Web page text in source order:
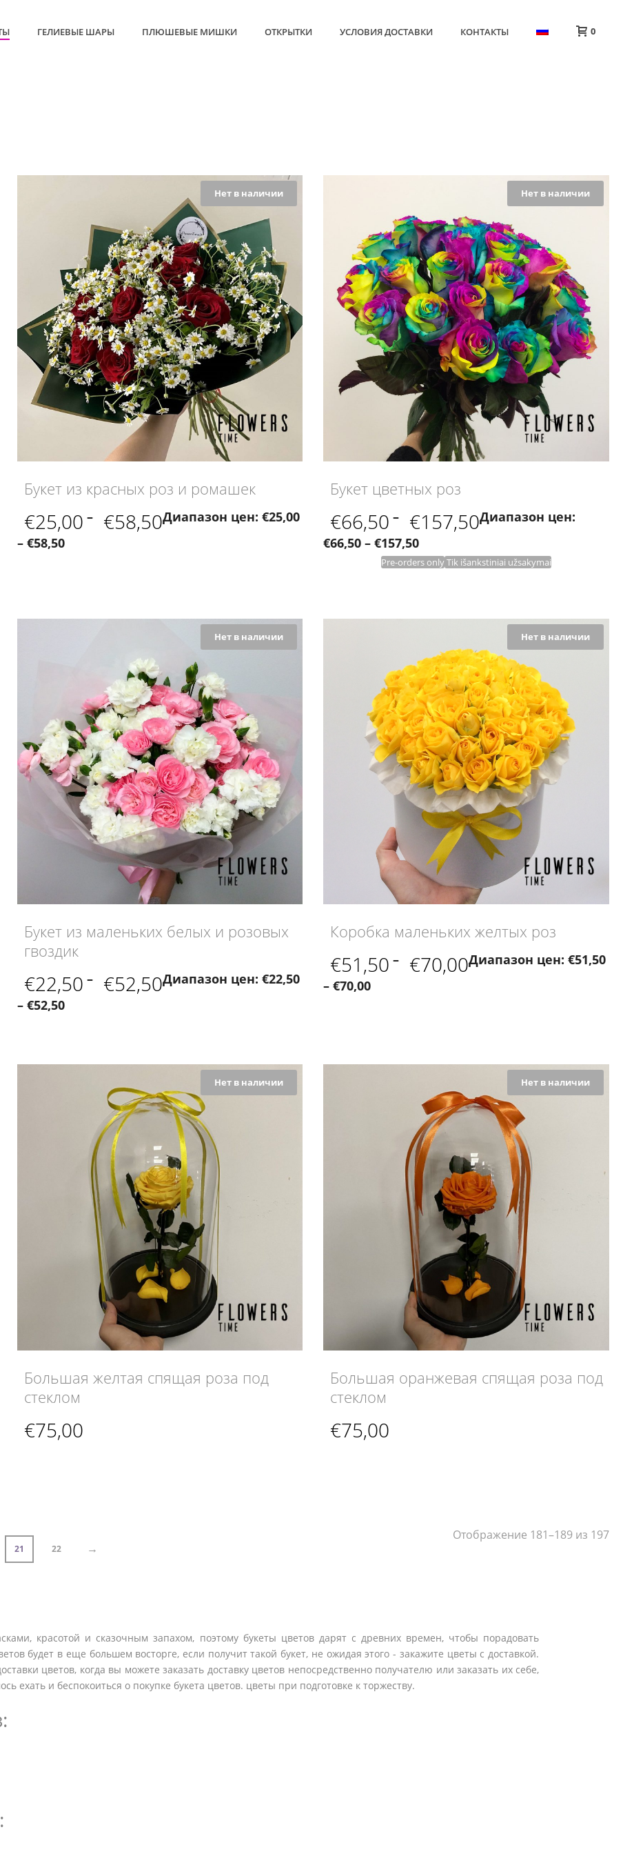
ГЕЛИЕВЫЕ ШАРЫ ПЛЮШЕВЫЕ МИШКИ ОТКРЫТКИ УСЛОВИЯ ДОСТАВКИ КОНТАКТЫ 0
Букет из красных роз и ромашек
Нет в наличии
€25,00 – €58,50Диапазон цен: €25,00
– €58,50
Букет цветных роз
Нет в наличии
€66,50 – €157,50Диапазон цен:
€66,50 – €157,50
Pre-orders onlyTik išankstiniai užsakymai
Букет из маленьких белых и розовых
гвоздик
Нет в наличии
€22,50 – €52,50Диапазон цен: €22,50
– €52,50
Коробка маленьких желтых роз
Нет в наличии
€51,50 – €70,00Диапазон цен: €51,50
– €70,00
Большая желтая спящая роза под
стеклом
Нет в наличии
€75,00
Большая оранжевая спящая роза под
стеклом
Нет в наличии
€75,00
21 22 →
Отображение 181–189 из 197
красотой и сказочным запахом, поэтому букеты цветов дарят с древних времен, чтобы порадовать
будет в еще большем восторге, если получит такой букет, не ожидая этого - закажите цветы с доставкой.
цветов, когда вы можете заказать доставку цветов непосредственно получателю или заказать их себе,
ехать и беспокоиться о покупке букета цветов. цветы при подготовке к торжеству.